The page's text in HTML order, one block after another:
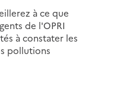
à ce que
de l'OPRI
à constater les
pollutions